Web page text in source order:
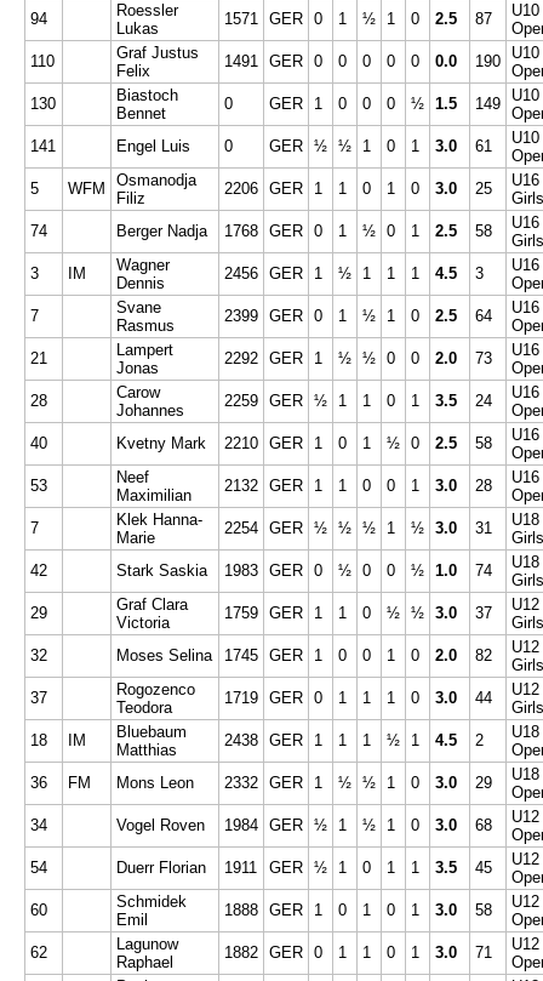
94
Roessler
Lukas
1571 GER 0 1 ½ 1 0 2.5 87
U10
110
Graf Justus
Felix
1491 GER 0 0 0 0 0 0.0 190
U10
130
Biastoch
Bennet
0 GER 1 0 0 0 ½ 1.5 149
U10
141
Engel Luis 0 GER ½ ½ 1 0 1 3.0 61
U10
5
WFM
Osmanodja
Filiz
2206 GER 1 1 0 1 0 3.0 25
U16
Girls
74
Berger Nadja 1768 GER 0 1 ½ 0 1 2.5 58
U16
Girls
3
IM
Wagner
Dennis
2456 GER 1 ½ 1 1 1 4.5 3
U16
7
Svane
Rasmus
2399 GER 0 1 ½ 1 0 2.5 64
U16
21
Lampert
Jonas
2292 GER 1 ½ ½ 0 0 2.0 73
U16
28
Carow
Johannes
2259 GER ½ 1 1 0 1 3.5 24
U16
40
Kvetny Mark 2210 GER 1 0 1 ½ 0 2.5 58
U16
53
Neef
Maximilian
2132 GER 1 1 0 0 1 3.0 28
U16
7
Klek Hanna-
Marie
2254 GER ½ ½ ½ 1 ½ 3.0 31
U18
Girls
42
Stark Saskia 1983 GER 0 ½ 0 0 ½ 1.0 74
U18
Girls
29
Graf Clara
Victoria
1759 GER 1 1 0 ½ ½ 3.0 37
U12
Girls
32
Moses Selina 1745 GER 1 0 0 1 0 2.0 82
U12
Girls
37
Rogozenco
Teodora
1719 GER 0 1 1 1 0 3.0 44
U12
Girls
18
IM
Bluebaum
Matthias
2438 GER 1 1 1 ½ 1 4.5 2
U18
36
FM Mons Leon 2332 GER 1 ½ ½ 1 0 3.0 29
U18
34
Vogel Roven 1984 GER ½ 1 ½ 1 0 3.0 68
U12
54
Duerr Florian 1911 GER ½ 1 0 1 1 3.5 45
U12
60
Schmidek
Emil
1888 GER 1 0 1 0 1 3.0 58
U12
62
Lagunow
Raphael
1882 GER 0 1 1 0 1 3.0 71
U12